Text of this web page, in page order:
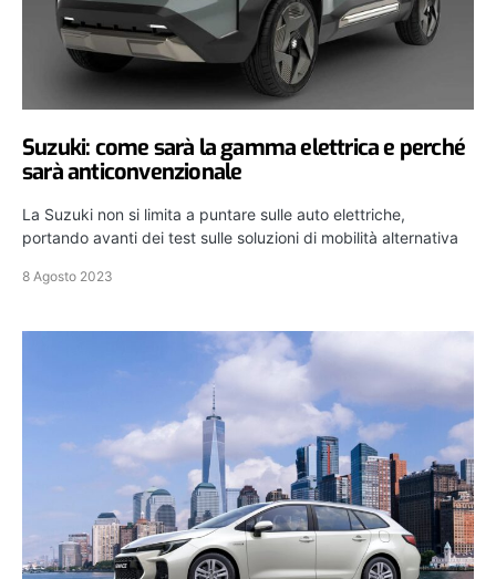
Suzuki: come sarà la gamma elettrica e perché
sarà anticonvenzionale
La Suzuki non si limita a puntare sulle auto elettriche,
portando avanti dei test sulle soluzioni di mobilità alternativa
8 Agosto 2023